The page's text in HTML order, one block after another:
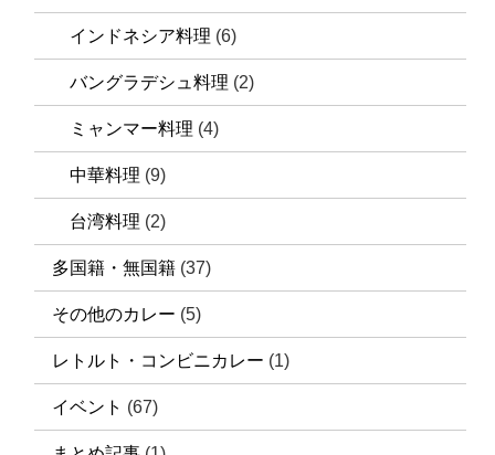
インドネシア料理 (6)
バングラデシュ料理 (2)
ミャンマー料理 (4)
中華料理 (9)
台湾料理 (2)
多国籍・無国籍 (37)
その他のカレー (5)
レトルト・コンビニカレー (1)
イベント (67)